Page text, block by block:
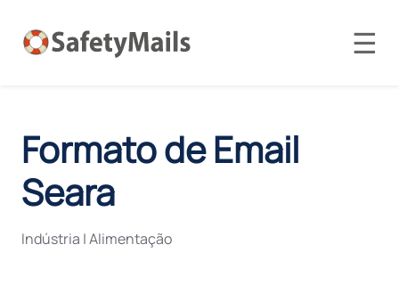
☰
Formato de Email
Seara
Indústria |Alimentação